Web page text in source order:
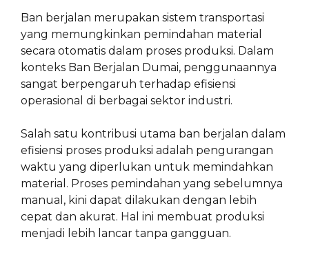
Ban berjalan merupakan sistem transportasi
yang memungkinkan pemindahan material
secara otomatis dalam proses produksi. Dalam
konteks Ban Berjalan Dumai, penggunaannya
sangat berpengaruh terhadap efisiensi
operasional di berbagai sektor industri.
Salah satu kontribusi utama ban berjalan dalam
efisiensi proses produksi adalah pengurangan
waktu yang diperlukan untuk memindahkan
material. Proses pemindahan yang sebelumnya
manual, kini dapat dilakukan dengan lebih
cepat dan akurat. Hal ini membuat produksi
menjadi lebih lancar tanpa gangguan.